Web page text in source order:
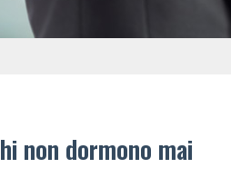
non dormono mai